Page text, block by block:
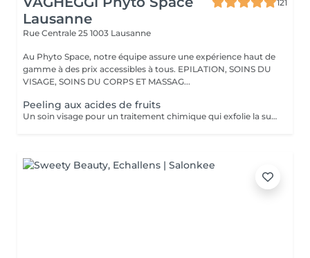
Lausanne
121
Rue Centrale 25 1003 Lausanne
Au Phyto Space, notre équipe assure une expérience haut de
gamme à des prix accessibles à tous. EPILATION, SOINS DU
VISAGE, SOINS DU CORPS ET MASSAG...
Peeling aux acides de fruits
Un soin visage pour un traitement chimique qui exfolie la surface de la peau tout en régénérant et raffermissant le derme. Avec notre ligne PRIMISSSIMA, vous bénéficiez d'un traitement de haute performance qui vous procurera un teint impeccable, où les imperfections cutanées telles l'apparence des fines rides et la décoloration de la peau sont atténuées, la peau est revitalisée, lissée, repulpée et éclatante! PRIMISSIMA est un soin Peeling recommandé pour les problèmes d'hyperpigmentation (taches brunes), les rides, le photovieillissement, l'épaississement corné de la peau, les cicatrices post-acnéiques, les pores dilatés ou encore pour préparer la peau à des traitements beautés médicaux. Notre peeling renforce aussi les résultats de vos prochains soins visage.